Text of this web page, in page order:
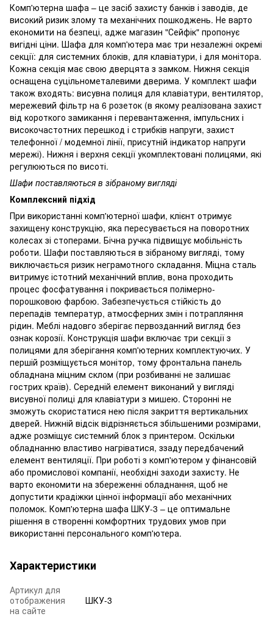
Комп'ютерна шафа – це засіб захисту банків і заводів, де
високий ризик злому та механічних пошкоджень. Не варто
економити на безпеці, адже магазин "Сейфік" пропонує
вигідні ціни. Шафа для комп'ютера має три незалежні окремі
секції: для системних блоків, для клавіатури, і для монітора.
Кожна секція має свою дверцята з замком. Нижня секція
оснащена суцільнометалевими дверима. У комплект шафи
також входять: висувна полиця для клавіатури, вентилятор,
мережевий фільтр на 6 розеток (в якому реалізована захист
від короткого замикання і перевантаження, імпульсних і
високочастотних перешкод і стрибків напруги, захист
телефонної / модемної лінії, присутній індикатор напруги
мережі). Нижня і верхня секції укомплектовані полицями, які
регулюються по висоті.
Шафи поставляються в зібраному вигляді
Комплексний підхід
При використанні комп'ютерної шафи, клієнт отримує
захищену конструкцію, яка пересувається на поворотних
колесах зі стоперами. Бічна ручка підвищує мобільність
роботи. Шафи поставляються в зібраному вигляді, тому
виключається ризик неграмотного складання. Міцна сталь
витримує істотний механічний вплив, вона проходить
процес фосфатування і покривається полімерно-
порошковою фарбою. Забезпечується стійкість до
перепадів температур, атмосферних змін і потрапляння
рідин. Меблі надовго зберігає первозданний вигляд без
ознак корозії. Конструкція шафи включає три секції з
полицями для зберігання комп'ютерних комплектуючих. У
першій розміщується монітор, тому фронтальна панель
обладнана міцним склом (при розбиванні не залишає
гострих країв). Середній елемент виконаний у вигляді
висувної полиці для клавіатури з мишею. Сторонні не
зможуть скористатися нею після закриття вертикальних
дверей. Нижній відсік відрізняється збільшеними розмірами,
адже розміщує системний блок з принтером. Оскільки
обладнанню властиво нагріватися, ззаду передбачений
елемент вентиляції. При роботі з комп'ютером у фінансовій
або промислової компанії, необхідні заходи захисту. Не
варто економити на збереженні обладнання, щоб не
допустити крадіжки цінної інформації або механічних
поломок. Комп'ютерна шафа ШКУ-3 – це оптимальне
рішення в створенні комфортних трудових умов при
використанні персонального комп'ютера.
Характеристики
Артикул для
отображения
на сайте
ШКУ-3